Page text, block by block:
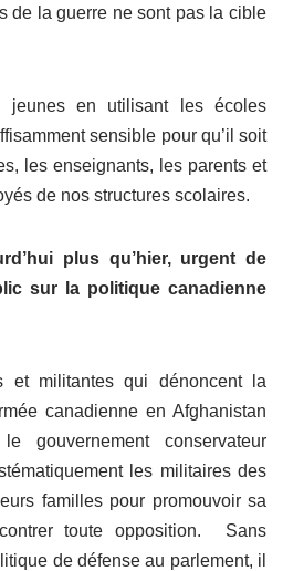
de la guerre ne sont pas la cible
jeunes en utilisant les écoles
sensible pour qu’il soit
les enseignants, les parents et
de nos structures scolaires.
plus qu’hier, urgent de
sur la politique canadienne
et militantes qui dénoncent la
canadienne en Afghanistan
gouvernement conservateur
les militaires des
familles pour promouvoir sa
toute opposition. Sans
de défense au parlement, il